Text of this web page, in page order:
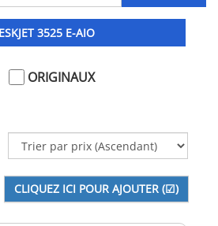
3525 E-AIO
ORIGINAUX